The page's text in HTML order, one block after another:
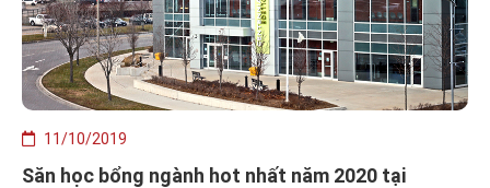
11/10/2019
Săn học bổng ngành hot nhất năm 2020 tại